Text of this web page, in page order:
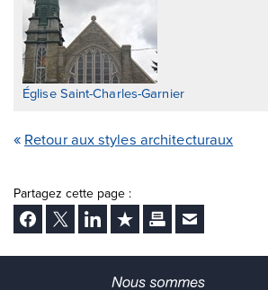
Église Saint-Charles-Garnier
Retour aux styles architecturaux
Partagez cette page :
Facebook
Twitter LinkedInAjouter aux favoris
ImprimerEnvoyer Ã un ami